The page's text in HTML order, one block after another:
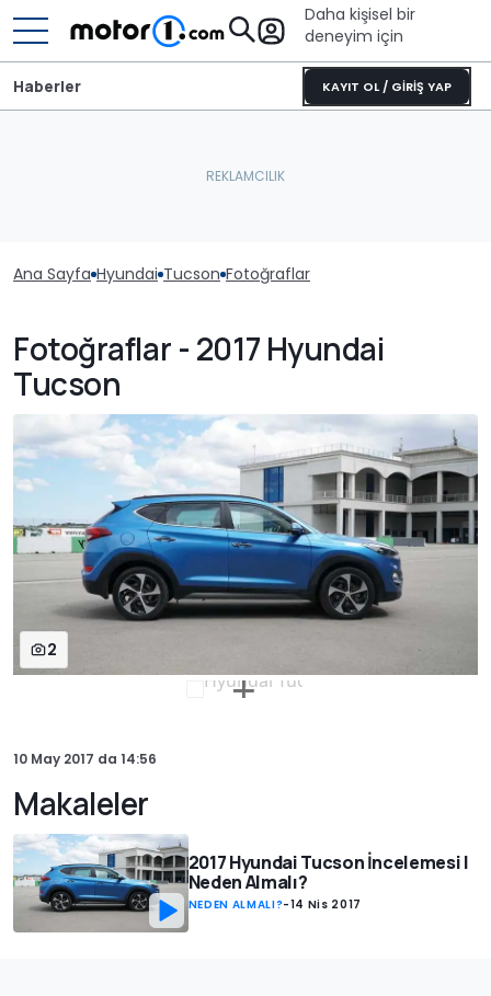
Daha kişisel bir
deneyim için
KAYIT OL / GİRİŞ YAP
Haberler
Ana Sayfa Hyundai Tucson Fotoğraflar
Fotoğraflar - 2017 Hyundai
Tucson
2
10 May 2017 da 14:56
Makaleler
2017 Hyundai Tucson İncelemesi |
Neden Almalı?
NEDEN ALMALI?-14 Nis 2017